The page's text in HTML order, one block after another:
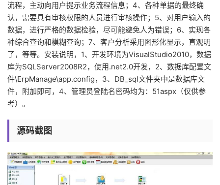
流程，主动向用户提示业务流程信息；4、各种单据的最终确
认，需要具有审核权限的人员进行审核操作；5、对用户输入的
数据，进行严格的数据检验，尽可能避免人为错误；6、实现各
种综合查询和模糊查询；7、客户分析采用图形化显示，直观明
了，等等。安装说明，1、开发环境为VisualStudio2010，数据
库为SQLServer2008R2，使用.net2.0开发，2、数据库配置文
件\ErpManage\app.config，3、DB_sql文件夹中是数据库文
件，附加即可，4、管理员登陆名密码均为：51aspx（仅供参
考）。
源码截图